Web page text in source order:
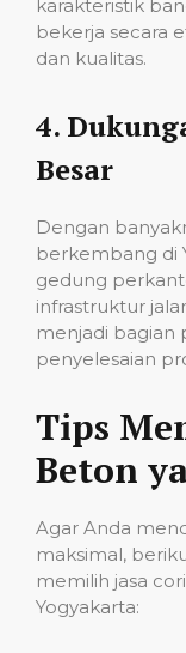
karakteristik
bekerja secara
dan kualitas.
4.
Besar
Dengan
berkembang di
gedung
infrastruktur
menjadi
penyelesaian
Tips
Beton
Agar Anda
maksimal,
memilih jasa
Yogyakarta: